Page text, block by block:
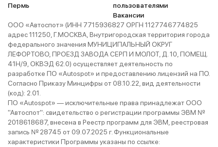
Пермь
пользователями
Вакансии
ООО «Автоспот» (ИНН 7715936827 ОРГН 1127746774825
адрес 111250, Г.МОСКВА, Внутригородская территория города
федерального значения МУНИЦИПАЛЬНЫЙ ОКРУГ
ЛЕФОРТОВО, ПРОЕЗД ЗАВОДА СЕРП И МОЛОТ, Д. 10, ПОМЕЩ.
41Н/9, ОКВЭД 62.0) осуществляет деятельность по
разработке ПО «Autospot» и предоставлению лицензий на ПО.
Согласно Приказу Минцифры от 08.10.22, вид деятельности
(код): 2.01.
ПО «Autospot» — исключительные права принадлежат ООО
"Автоспот": свидетельство о регистрации программы ЭВМ №
2018618687, внесена в Реестр программ для ЭВМ, реестровая
запись № 28745 от 09.07.2025 г. Функциональные
характеристики Программы указаны по ссылке: